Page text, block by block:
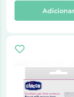
Adicionar